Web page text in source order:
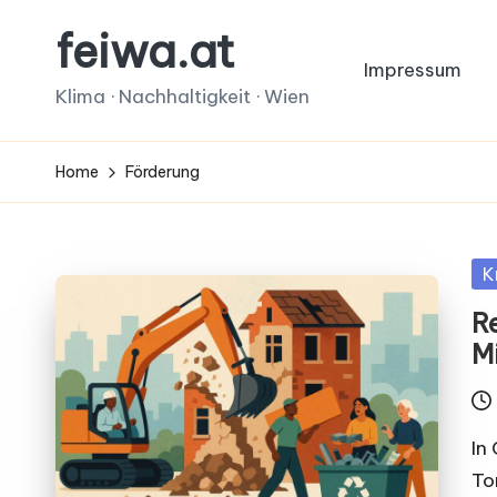
feiwa.at
Klima · Nachhaltigkeit · Wien
Impressum
Home Förderung
In